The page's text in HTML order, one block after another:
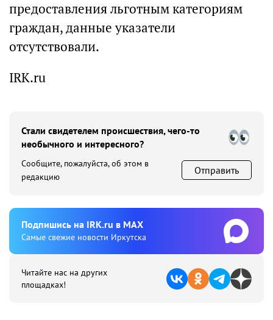
предоставления льготным категориям
граждан, данные указатели
отсутствовали.
IRK.ru
Стали свидетелем происшествия, чего-то
необычного и интересного?
Сообщите, пожалуйста, об этом в
редакцию
Отправить
Подпишиcь на IRK.ru в MAX
Cамые свежие новости Иркутска
Читайте нас на других
площадках!